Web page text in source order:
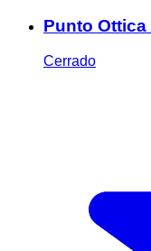
Punto Ottica
Cerrado